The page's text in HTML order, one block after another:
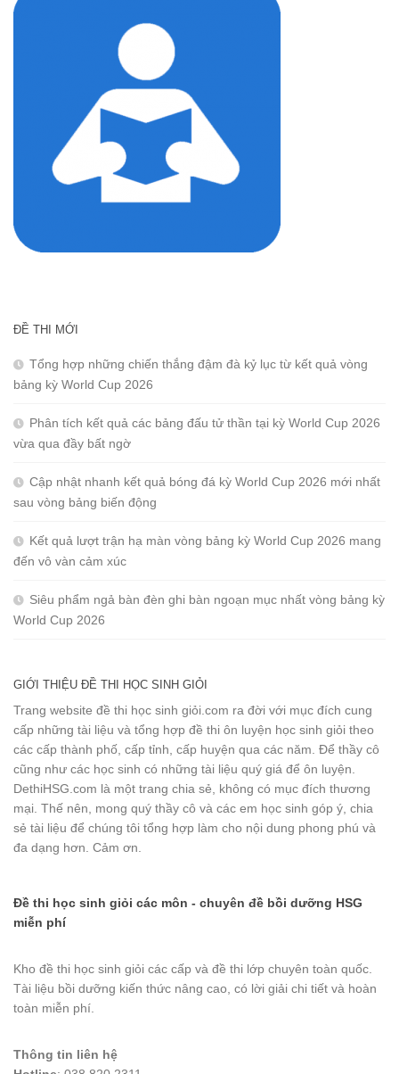
ĐỀ THI MỚI
Tổng hợp những chiến thắng đậm đà kỷ lục từ kết quả vòng
bảng kỳ World Cup 2026
Phân tích kết quả các bảng đấu tử thần tại kỳ World Cup 2026
vừa qua đầy bất ngờ
Cập nhật nhanh kết quả bóng đá kỳ World Cup 2026 mới nhất
sau vòng bảng biến động
Kết quả lượt trận hạ màn vòng bảng kỳ World Cup 2026 mang
đến vô vàn cảm xúc
Siêu phẩm ngả bàn đèn ghi bàn ngoạn mục nhất vòng bảng kỳ
World Cup 2026
GIỚI THIỆU ĐỀ THI HỌC SINH GIỎI
Trang website đề thi học sinh giỏi.com ra đời với mục đích cung
cấp những tài liệu và tổng hợp đề thi ôn luyện học sinh giỏi theo
các cấp thành phố, cấp tỉnh, cấp huyện qua các năm. Để thầy cô
cũng như các học sinh có những tài liệu quý giá để ôn luyện.
DethiHSG.com là một trang chia sẻ, không có mục đích thương
mại. Thế nên, mong quý thầy cô và các em học sinh góp ý, chia
sẻ tài liệu để chúng tôi tổng hợp làm cho nội dung phong phú và
đa dạng hơn. Cảm ơn.
Đề thi học sinh giỏi các môn - chuyên đề bồi dưỡng HSG
miễn phí
Kho đề thi học sinh giỏi các cấp và đề thi lớp chuyên toàn quốc.
Tài liệu bồi dưỡng kiến thức nâng cao, có lời giải chi tiết và hoàn
toàn miễn phí.
Thông tin liên hệ